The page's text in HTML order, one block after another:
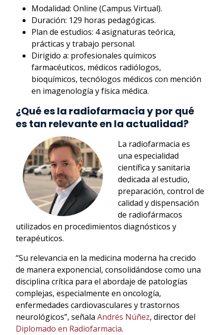
Modalidad: Online (Campus Virtual).
Duración: 129 horas pedagógicas.
Plan de estudios: 4 asignaturas teórica,
prácticas y trabajo personal.
Dirigido a: profesionales químicos
farmacéuticos, médicos radiólogos,
bioquímicos, tecnólogos médicos con mención
en imagenología y física médica.
¿Qué es la radiofarmacia y por qué
es tan relevante en la actualidad?
La radiofarmacia es
una especialidad
científica y sanitaria
dedicada al estudio,
preparación, control de
calidad y dispensación
de radiofármacos
utilizados en procedimientos diagnósticos y
terapéuticos.
“Su relevancia en la medicina moderna ha crecido
de manera exponencial, consolidándose como una
disciplina crítica para el abordaje de patologías
complejas, especialmente en oncología,
enfermedades cardiovasculares y trastornos
neurológicos”, señala Andrés Núñez, director del
Diplomado en Radiofarmacia.